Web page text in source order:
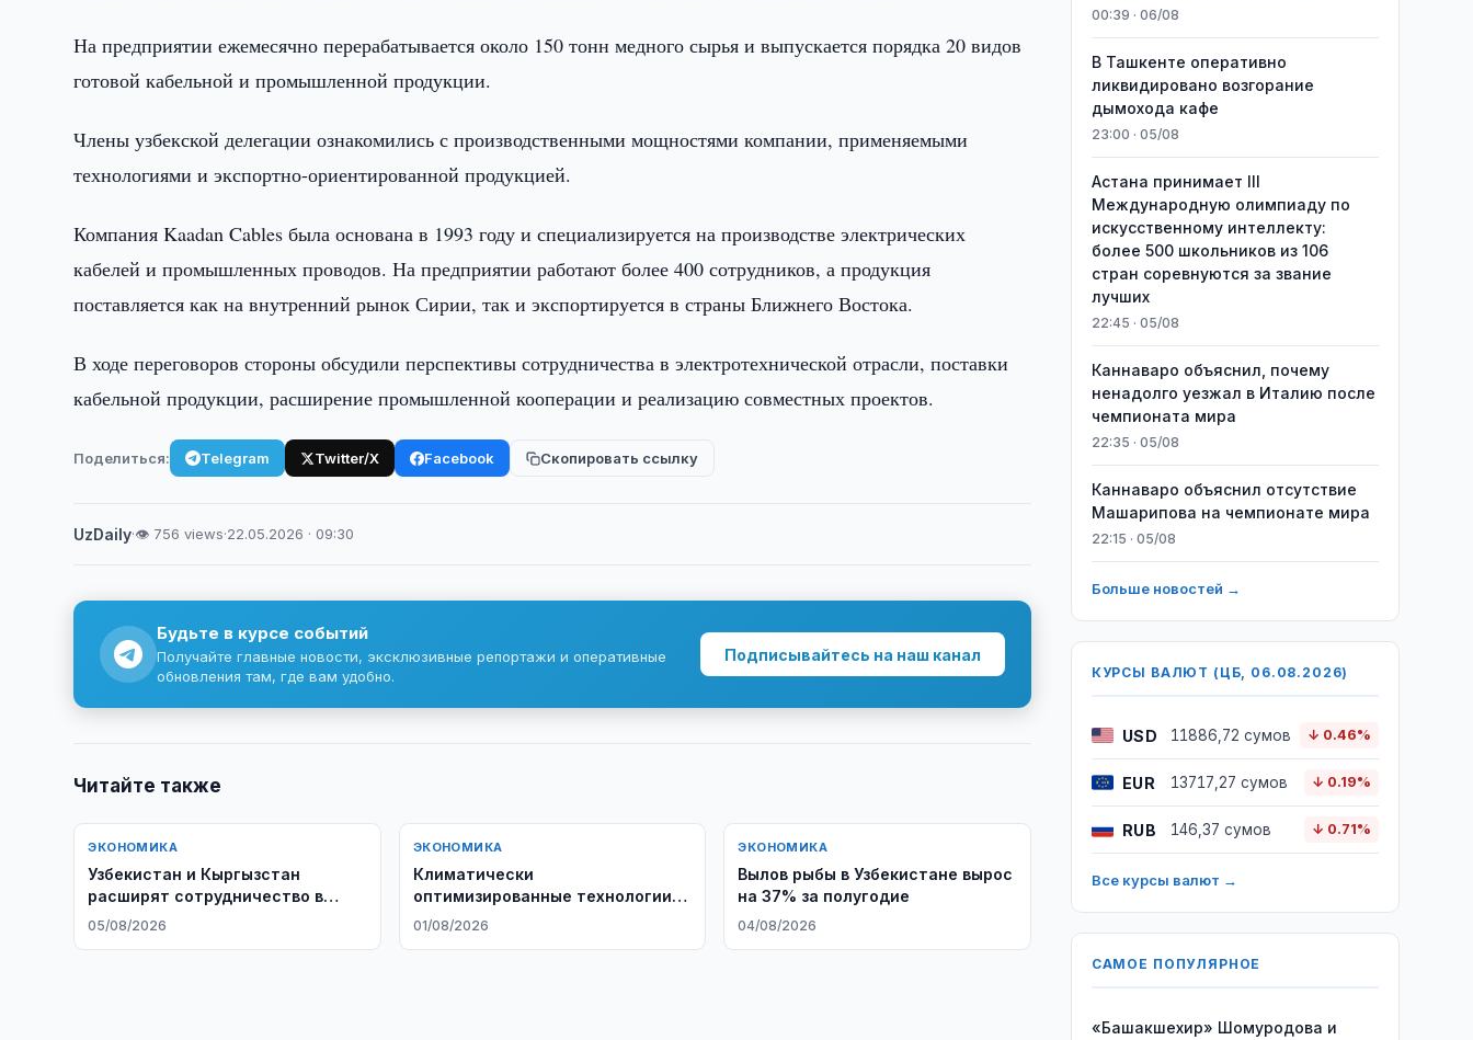
На предприятии ежемесячно перерабатывается около 150 тонн медного сырья и выпускается порядка 20 видов
готовой кабельной и промышленной продукции.
Члены узбекской делегации ознакомились с производственными мощностями компании, применяемыми
технологиями и экспортно-ориентированной продукцией.
Компания Kaadan Cables была основана в 1993 году и специализируется на производстве электрических
кабелей и промышленных проводов. На предприятии работают более 400 сотрудников, а продукция
поставляется как на внутренний рынок Сирии, так и экспортируется в страны Ближнего Востока.
В ходе переговоров стороны обсудили перспективы сотрудничества в электротехнической отрасли, поставки
кабельной продукции, расширение промышленной кооперации и реализацию совместных проектов.
Поделиться: Telegram Twitter/X Facebook Скопировать ссылку
UzDaily·👁 756 views·22.05.2026 · 09:30
Будьте в курсе событий
Получайте главные новости, эксклюзивные репортажи и оперативные
обновления там, где вам удобно.
Подписывайтесь на наш канал
Читайте также
ЭКОНОМИКА
Узбекистан и Кыргызстан
расширят сотрудничество в
ключевых отраслях
05/08/2026
ЭКОНОМИКА
Климатически
оптимизированные технологии
укрепляют устойчивость
01/08/2026
ЭКОНОМИКА
Вылов рыбы в Узбекистане вырос
на 37% за полугодие
04/08/2026
00:39 · 06/08
В Ташкенте оперативно
ликвидировано возгорание
дымохода кафе
23:00 · 05/08
Астана принимает III
Международную олимпиаду по
искусственному интеллекту:
более 500 школьников из 106
стран соревнуются за звание
лучших
22:45 · 05/08
Каннаваро объяснил, почему
ненадолго уезжал в Италию после
чемпионата мира
22:35 · 05/08
Каннаваро объяснил отсутствие
Машарипова на чемпионате мира
22:15 · 05/08
Больше новостей →
КУРСЫ ВАЛЮТ (ЦБ, 06.08.2026)
USD 11886,72 сумов ↓ 0.46%
EUR 13717,27 сумов ↓ 0.19%
RUB 146,37 сумов ↓ 0.71%
Все курсы валют →
САМОЕ ПОПУЛЯРНОЕ
«Башакшехир» Шомуродова и